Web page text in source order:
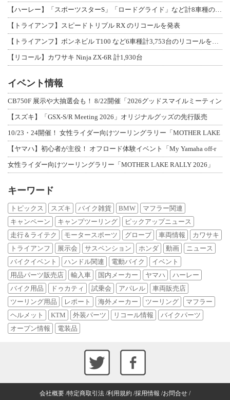
【トライアンフ】スピードトリプル RX のリコールを発表
【リコール】カワサキ Ninja ZX-6R 計1,930台
イベント情報
CB750F 展示や大抽選会も！ 8/22開催「2026グッドスマイルミーティン
【スズキ】「GSX-S/R Meeting 2026」オリジナルグッズの先行販売
10/23・24開催！ 女性ライダー向けツーリングラリー「MOTHER LAKE
【ヤマハ】初心者が主役！ オフロード体験イベント「My Yamaha off-r
女性ライダー向けツーリングラリー「MOTHER LAKE RALLY 2026」
キーワード
トピックス スズキ バイク雑貨 BMW
マフラー関連
キャンペーン
キャンプツーリング
ピックアップニュース
走行＆ライテク
モータースポーツ グローブ 車両情報
カワサキ
トライアンフ
展示会 サスペンション ホンダ 動画
ニュース
バイクイベント
ハンドル関連 電動バイク
イベント
用品パーツ販売店
輸入車 国内メーカー ヤマハ
ハーレー
バイク用品
ドゥカティ 試乗会 アパレル
車両販売店
ツーリング用品
レポート 海外メーカー ツーリング
マフラー
ヘルメット
KTM 外装パーツ リコール情報
バイクパーツ
オープン情報
電装品
会社概要 特定商取引法 利用規約 採用情報 お問合せ